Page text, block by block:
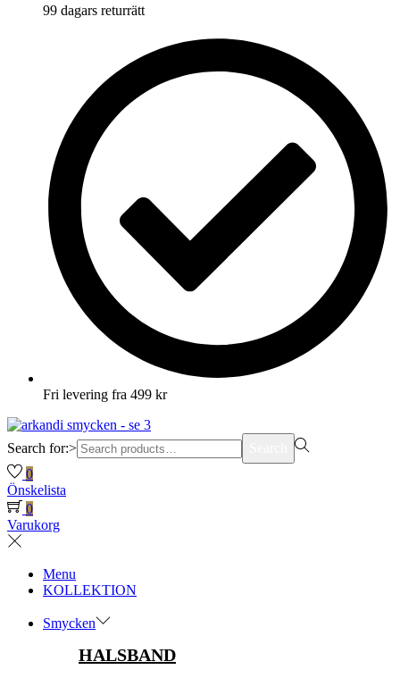
99 dagars returrätt
Fri levering fra 499 kr
Search for:>
0
Önskelista
0
Varukorg
Menu
KOLLEKTION
Smycken
HALSBAND